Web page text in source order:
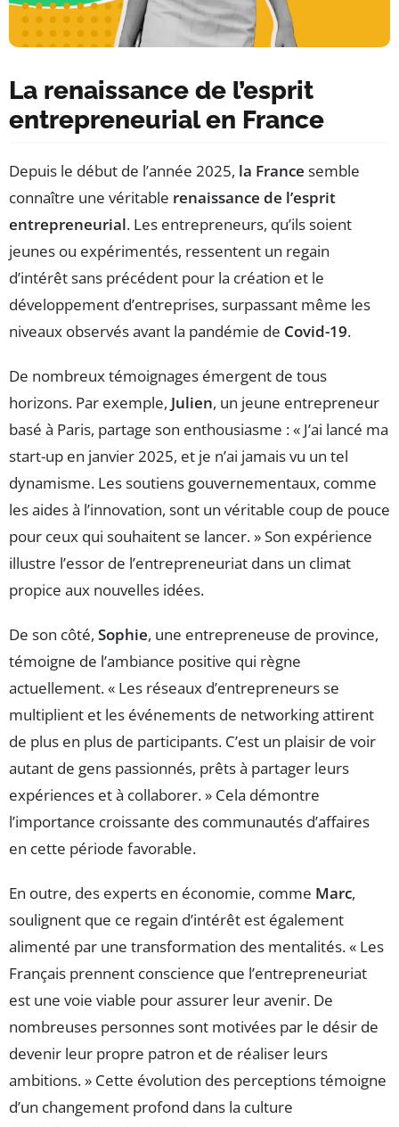
La renaissance de l’esprit
entrepreneurial en France
Depuis le début de l’année 2025, la France semble
connaître une véritable renaissance de l’esprit
entrepreneurial. Les entrepreneurs, qu’ils soient
jeunes ou expérimentés, ressentent un regain
d’intérêt sans précédent pour la création et le
développement d’entreprises, surpassant même les
niveaux observés avant la pandémie de Covid-19.
De nombreux témoignages émergent de tous
horizons. Par exemple, Julien, un jeune entrepreneur
basé à Paris, partage son enthousiasme : « J’ai lancé ma
start-up en janvier 2025, et je n’ai jamais vu un tel
dynamisme. Les soutiens gouvernementaux, comme
les aides à l’innovation, sont un véritable coup de pouce
pour ceux qui souhaitent se lancer. » Son expérience
illustre l’essor de l’entrepreneuriat dans un climat
propice aux nouvelles idées.
De son côté, Sophie, une entrepreneuse de province,
témoigne de l’ambiance positive qui règne
actuellement. « Les réseaux d’entrepreneurs se
multiplient et les événements de networking attirent
de plus en plus de participants. C’est un plaisir de voir
autant de gens passionnés, prêts à partager leurs
expériences et à collaborer. » Cela démontre
l’importance croissante des communautés d’affaires
en cette période favorable.
En outre, des experts en économie, comme Marc,
soulignent que ce regain d’intérêt est également
alimenté par une transformation des mentalités. « Les
Français prennent conscience que l’entrepreneuriat
est une voie viable pour assurer leur avenir. De
nombreuses personnes sont motivées par le désir de
devenir leur propre patron et de réaliser leurs
ambitions. » Cette évolution des perceptions témoigne
d’un changement profond dans la culture